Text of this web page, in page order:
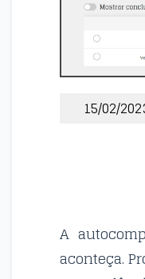
15/02/
A
aconteça.